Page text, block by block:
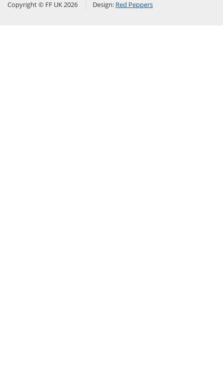
Copyright © FF UK 2026 Design: Red Peppers